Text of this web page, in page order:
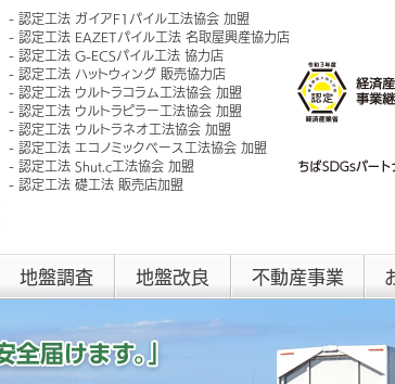
認定工法 ガイアF1パイル工法協会 加盟
認定工法 EAZETパイル工法 名取屋興産協力店
認定工法 G-ECSパイル工法 協力店
認定工法 ハットウィング 販売協力店
認定工法 ウルトラコラム工法協会 加盟
認定工法 ウルトラピラー工法協会 加盟
認定工法 ウルトラネオ工法協会 加盟
認定工法 エコノミックベース工法協会 加盟
認定工法 Shut.c工法協会 加盟
認定工法 礎工法 販売店加盟
地盤調査 地盤改良 不動産事業